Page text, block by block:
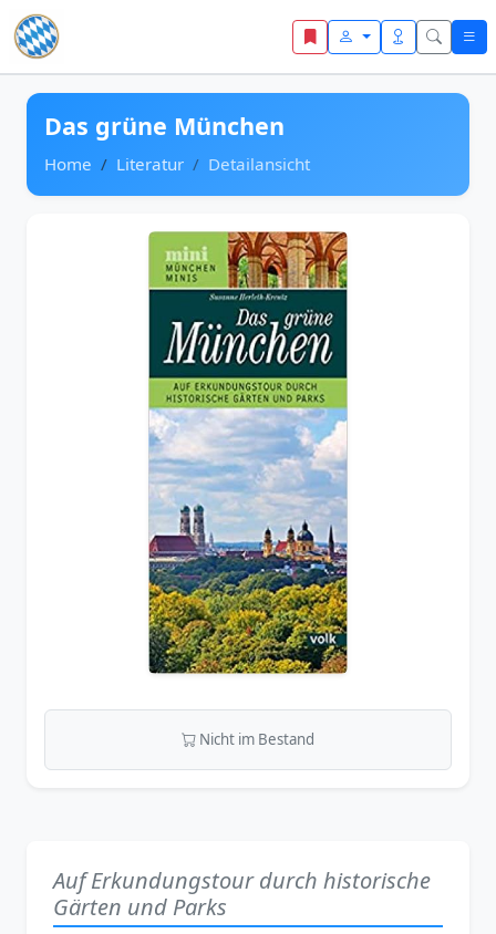
Zum Inhalt springen
Das grüne München
Home Literatur Detailansicht
Nicht im Bestand
Auf Erkundungstour durch historische
Gärten und Parks